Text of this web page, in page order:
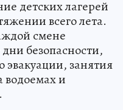
детских лагерей
всего лета.
смене
безопасности,
занятия
водоемах и